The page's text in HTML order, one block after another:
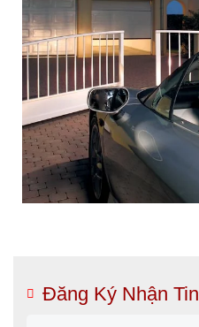
Đăng Ký Nhận Tin